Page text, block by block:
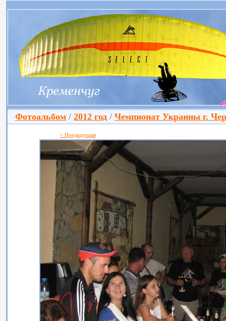
Фотоальбом / 2012 год / Чемпионат Украины г.
< Предыдущая